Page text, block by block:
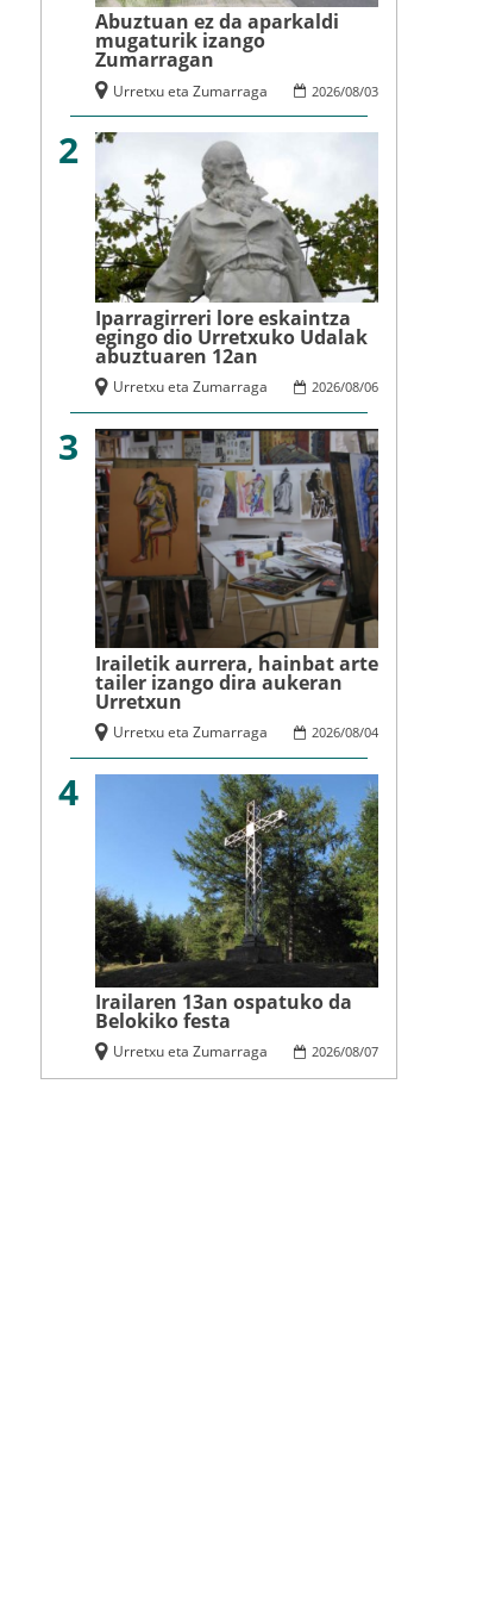
Abuztuan ez da aparkaldi
mugaturik izango
Zumarragan
2026/08/03
Urretxu eta Zumarraga
2
Iparragirreri lore eskaintza
egingo dio Urretxuko Udalak
abuztuaren 12an
2026/08/06
Urretxu eta Zumarraga
3
Irailetik aurrera, hainbat arte
tailer izango dira aukeran
Urretxun
2026/08/04
Urretxu eta Zumarraga
4
Irailaren 13an ospatuko da
Belokiko festa
2026/08/07
Urretxu eta Zumarraga